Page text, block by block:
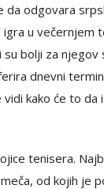
da odgovara
u večernjem
su bolji za
dnevni
kako će to da
tenisera.
od kojih je